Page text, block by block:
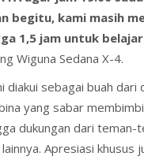
begitu, kami masih
1,5 jam untuk
Wiguna Sedana X-4.
diakui sebagai buah dari
yang sabar
dukungan dari teman-
Apresiasi khusus